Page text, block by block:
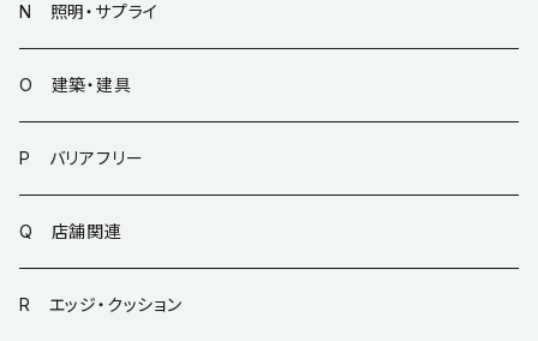
N 照明・サプライ
O 建築・建具
P バリアフリー
Q 店舗関連
R エッジ・クッション